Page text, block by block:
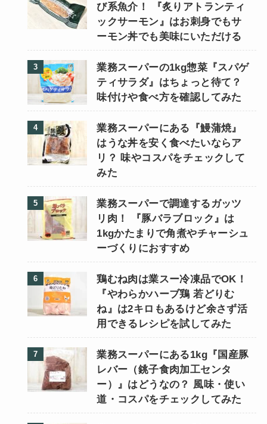
び系魚介！ 『炙りアトランティ
ックサーモン』はお刺身でもサ
ーモン丼でも美味にいただける
業務スーパーの1kg惣菜『スパゲ
ティサラダ』はちょっと待て？
味付けや食べ方を確認してみた
業務スーパーにある『鰻蒲焼』
はうな丼を安く食べたいならア
リ？ 味やコスパをチェックして
みた
業務スーパーで調達するガッツ
リ肉！ 『豚バラブロック』は
1kgかたまりで角煮やチャーシュ
ーづくりにおすすめ
鶏むね肉は業スー冷凍品でOK！
『やわらかハーブ鶏 若どりむ
ね』は2キロもあるけど余さず活
用できるレシピを試してみた
業務スーパーにある1kg『国産豚
レバー（銚子食肉加工センタ
ー）』はどうなの？ 風味・使い
道・コスパをチェックしてみた